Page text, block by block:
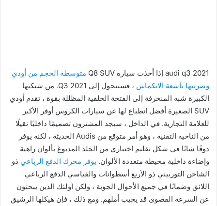
audi q3 2021 إذا أخذت سيارة Q8 SUV
متوسطة الحجم من أودي
وضربتها بأشعة الانكماش
، فستتحول إلى 2021 Q3. من شبكتها
الكبيرة شبه المنحرفة إلى الفتحة الخلفية المظللة بقوة ، تقدم أودي
SUV الصغيرة أفضل انطباع لها عن سيارات الكروس أوفر الأكبر
للعلامة التجارية. في الداخل ، سيجد المشترون تصميمًا داخليًا ثقيلًا
من الناحية التقنية ، وهو أمر متوقع من Audis الحديثة ، لكنه يوفر
ذوقًا شابًا في شكل تقليم اختياري من الجلد المدبوغ بألوان زاهية
وإضاءة داخلية محيطة متعددة الألوان. يوفر محرك الدفع الرباعي ذو
الشاحن التوربيني ذو الأربع أسطوانات والقياسي الدفع الرباعي
اللائق وضمانًا في جميع الأحوال الجوية ، ولكن أولئك الذين يبحثون
عن السرعة القصوى قد يخيب أملهم. ومع ذلك ، فإن هيكلها الرشيق